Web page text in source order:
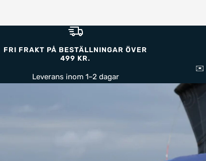
FRI FRAKT PÅ BESTÄLLNINGAR ÖVER
499 KR.
Leverans inom 1–2 dagar
✉️